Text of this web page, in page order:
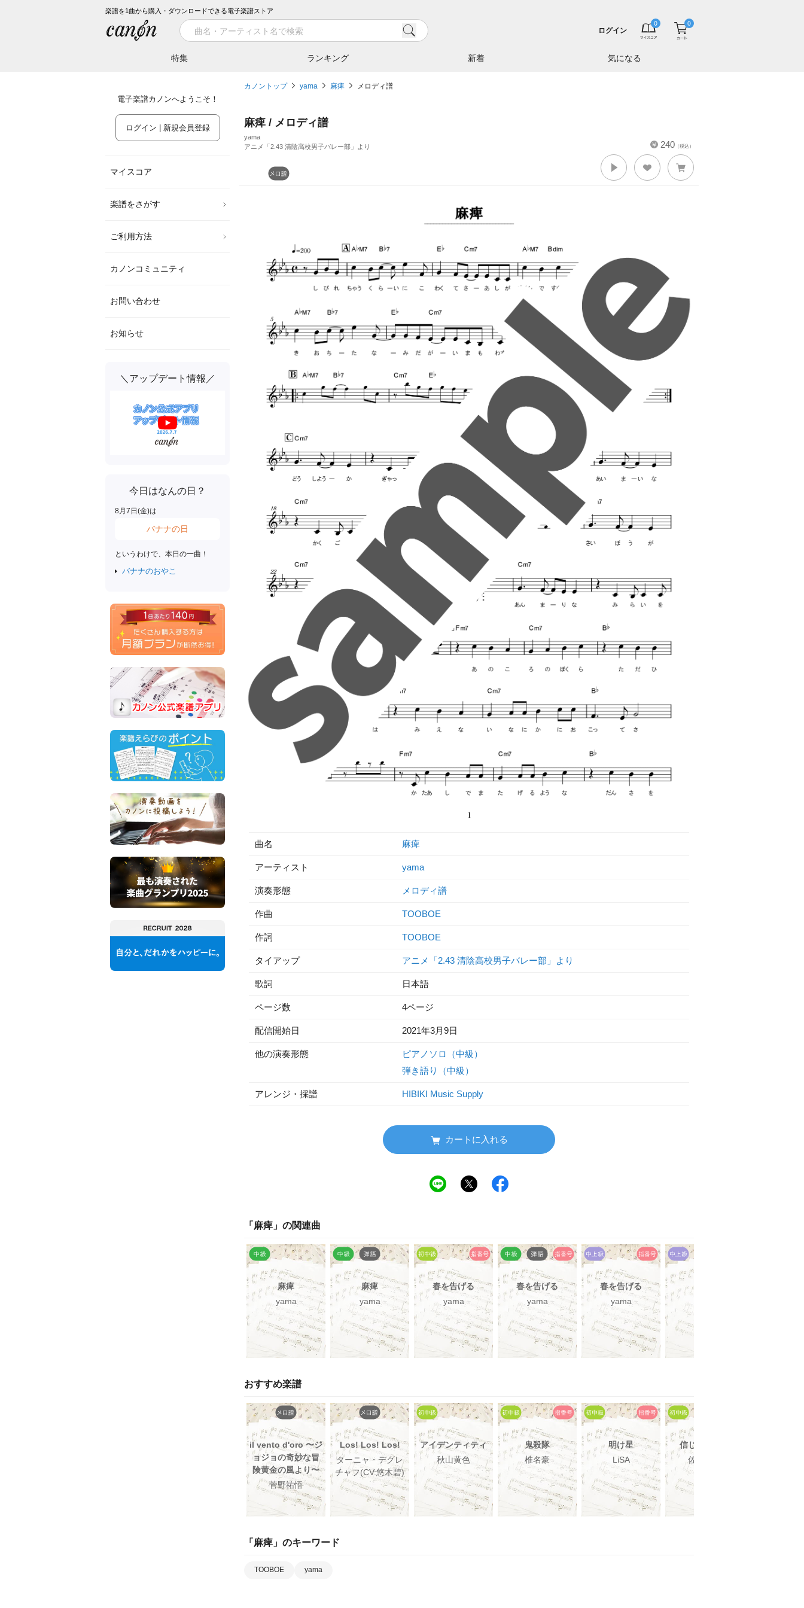
楽譜を1曲から購入・ダウンロードできる電子楽譜ストア
特集 ランキング 新着 気になる
ログイン
電子楽譜カノンへようこそ！
ログイン | 新規会員登録
マイスコア
楽譜をさがす
ご利用方法
カノンコミュニティ
お問い合わせ
お知らせ
＼アップデート情報／
今日はなんの日？
8月 7 日(金)は
バナナの日
というわけで、本日の一曲！
バナナのおやこ
カノントップ yama 麻痺 メロディ譜
麻痺 / メロディ譜
yama
アニメ「2.43 清陰高校男子バレー部」より
240 （税込）
曲名 麻痺
アーティスト yama
演奏形態 メロディ譜
作曲 TOOBOE
作詞 TOOBOE
タイアップ アニメ「2.43 清陰高校男子バレー部」より
歌詞 日本語
ページ数 4ページ
配信開始日 2021年3月9日
他の演奏形態
ピアノソロ（中級）
弾き語り（中級）
アレンジ・採譜 HIBIKI Music Supply
カートに入れる
「 麻痺 」の関連曲
麻痺
yama
麻痺
yama
春を告げる
yama
春を告げる
yama
春を告げる
yama
おすすめ楽譜
il vento d'oro 〜ジ
ョジョの奇妙な冒
険黄金の風より〜
菅野祐悟
Los! Los! Los!
ターニャ・デグレ
チャフ(CV:悠木碧)
アイデンティティ
秋山黄色
鬼殺隊
椎名豪
明け星
LiSA
信じればこそ
佐橋俊彦
「 麻痺 」のキーワード
TOOBOE yama